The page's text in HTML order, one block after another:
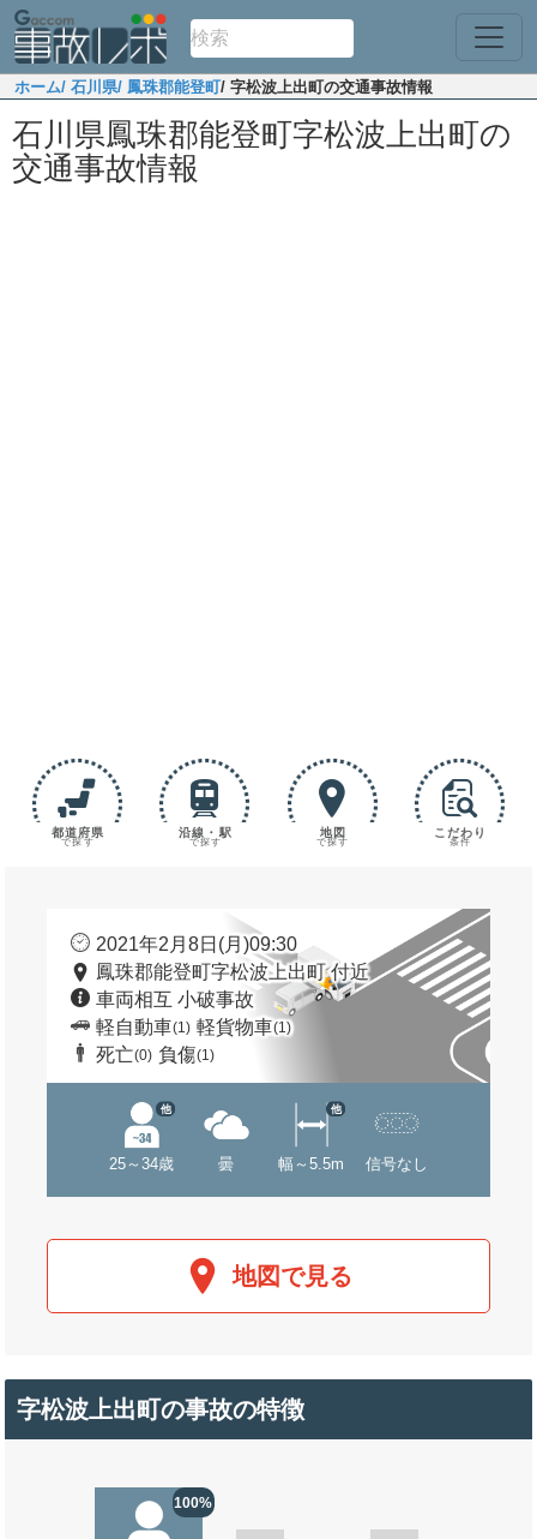
ホーム/ 石川県/ 鳳珠郡能登町/ 字松波上出町の交通事故情報
石川県鳳珠郡能登町字松波上出町の
交通事故情報
都道府県
で探す
沿線・駅
で探す
地図
で探す
こだわり
条件
2021年2月8日(月)09:30
鳳珠郡能登町字松波上出町 付近
車両相互 小破事故
軽自動車(1) 軽貨物車(1)
死亡(0) 負傷(1)
25～34歳
他
曇 幅～5.5m
他
信号なし
地図で見る
字松波上出町の事故の特徴
100%